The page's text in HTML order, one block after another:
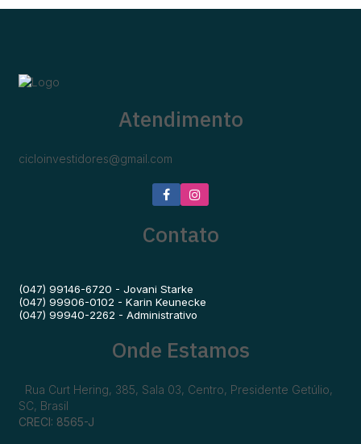
Atendimento
cicloinvestidores@gmail.com
Contato
(047) 99146-6720 - Jovani Starke
(047) 99906-0102 - Karin Keunecke
(047) 99940-2262 - Administrativo
Onde Estamos
Rua Curt Hering, 385, Sala 03, Centro, Presidente Getúlio,
SC, Brasil
CRECI: 8565-J